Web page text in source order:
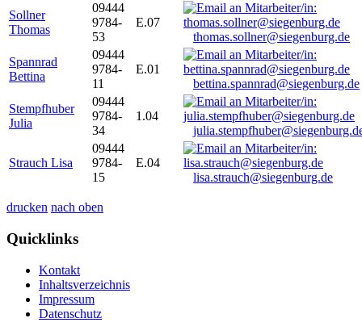
Sollner
Thomas
09444
9784-
53
E.07
thomas.sollner@siegenburg.de
Spannrad
Bettina
09444
9784-
11
E.01
bettina.spannrad@siegenburg.de
Stempfhuber
Julia
09444
9784-
34
1.04
Strauch Lisa
09444
9784-
15
E.04
lisa.strauch@siegenburg.de
drucken nach oben
Quicklinks
Kontakt
Inhaltsverzeichnis
Impressum
Datenschutz